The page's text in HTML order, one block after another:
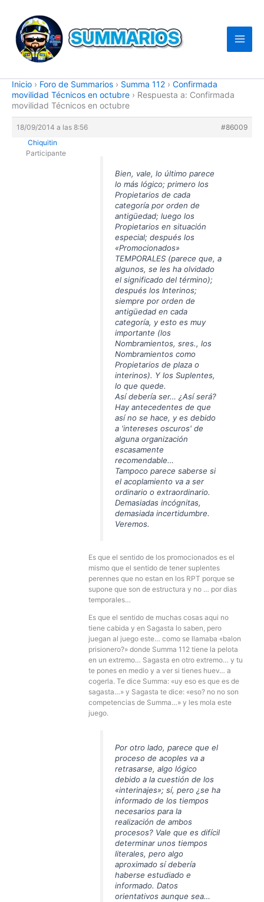
contenido
Inicio › Foro de Summarios › Summa 112 › Confirmada
movilidad Técnicos en octubre › Respuesta a: Confirmada
movilidad Técnicos en octubre
18/09/2014 a las 8:56
#86009
Chiquitin
Participante
Bien, vale, lo último parece
lo más lógico; primero los
Propietarios de cada
categoría por orden de
antigüedad; luego los
Propietarios en situación
especial; después los
«Promocionados»
TEMPORALES (parece que, a
algunos, se les ha olvidado
el significado del término);
después los Interinos;
siempre por orden de
antigüedad en cada
categoría, y esto es muy
importante (los
Nombramientos, sres., los
Nombramientos como
Propietarios de plaza o
interinos). Y los Suplentes,
lo que quede.
Así debería ser… ¿Así será?
Hay antecedentes de que
así no se hace, y es debido
a 'intereses oscuros' de
alguna organización
escasamente
recomendable…
Tampoco parece saberse si
el acoplamiento va a ser
ordinario o extraordinario.
Demasiadas incógnitas,
demasiada incertidumbre.
Veremos.
Es que el sentido de los promocionados es el
mismo que el sentido de tener suplentes
perennes que no estan en los RPT porque se
supone que son de estructura y no … por dias
temporales…
Es que el sentido de muchas cosas aqui no
tiene cabida y en Sagasta lo saben, pero
juegan al juego este… como se llamaba «balon
prisionero?» donde Summa 112 tiene la pelota
en un extremo… Sagasta en otro extremo… y tu
te pones en medio y a ver si tienes huev… a
cogerla. Te dice Summa: «uy eso es que es de
sagasta…» y Sagasta te dice: «eso? no no son
competencias de Summa…» y les mola este
juego.
Por otro lado, parece que el
proceso de acoples va a
retrasarse, algo lógico
debido a la cuestión de los
«interinajes»; sí, pero ¿se ha
informado de los tiempos
necesarios para la
realización de ambos
procesos? Vale que es difícil
determinar unos tiempos
literales, pero algo
aproximado sí debería
haberse estudiado e
informado. Datos
orientativos aunque sea…